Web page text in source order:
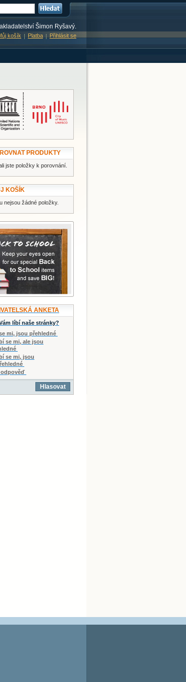
Šimon Ryšavý.
košík Platba Přihlásit se
PRODUKTY
jste položky k porovnání.
KOŠÍK
nejsou žádné položky.
ANKETA
líbí naše stránky?
mi, jsou přehledné
se mi, ale jsou
se mi, jsou
Hlasovat